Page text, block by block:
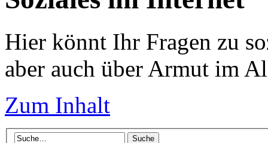
aber auch über Armut im
Erweiterte Suche